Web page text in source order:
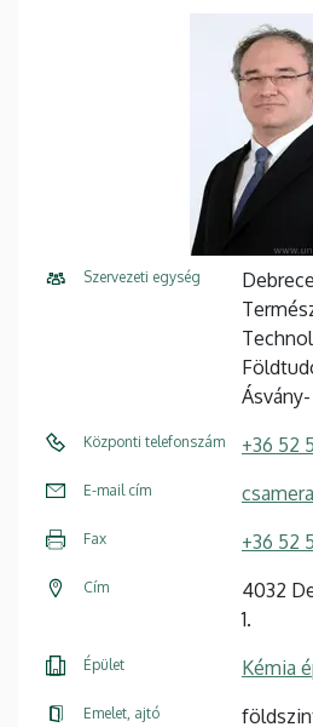
Szervezeti egység
Központi telefonszám +36 52
E-mail cím
Fax +36 52
Cím
4032
1.
Épület Kémia
Emelet, ajtó